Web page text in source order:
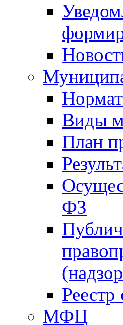
Виды
План
ФЗ
Реестр
МФЦ